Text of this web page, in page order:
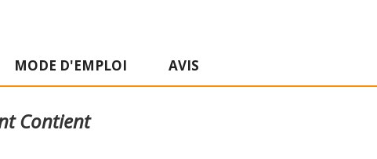
MODE D'EMPLOI AVIS
Contient